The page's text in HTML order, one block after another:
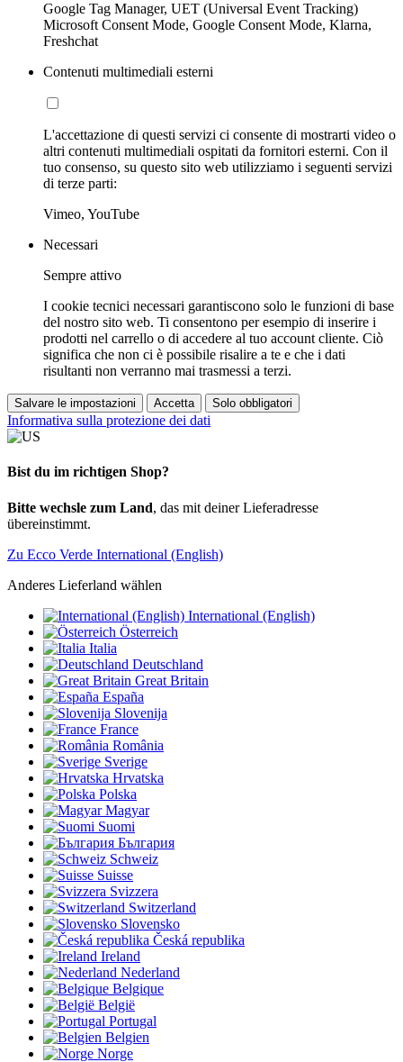
Google Tag Manager, UET (Universal Event Tracking)
Microsoft Consent Mode, Google Consent Mode, Klarna,
Freshchat
Contenuti multimediali esterni
L'accettazione di questi servizi ci consente di mostrarti video o
altri contenuti multimediali ospitati da fornitori esterni. Con il
tuo consenso, su questo sito web utilizziamo i seguenti servizi
di terze parti:
Vimeo, YouTube
Necessari
Sempre attivo
I cookie tecnici necessari garantiscono solo le funzioni di base
del nostro sito web. Ti consentono per esempio di inserire i
prodotti nel carrello o di accedere al tuo account cliente. Ciò
significa che non ci è possibile risalire a te e che i dati
risultanti non verranno mai trasmessi a terzi.
Salvare le impostazioni Accetta Solo obbligatori
Informativa sulla protezione dei dati
Bist du im richtigen Shop?
Bitte wechsle zum Land, das mit deiner Lieferadresse
übereinstimmt.
Zu Ecco Verde International (English)
Anderes Lieferland wählen
International (English)
Österreich
Italia
Deutschland
Great Britain
España
Slovenija
France
România
Sverige
Hrvatska
Polska
Magyar
Suomi
България
Schweiz
Suisse
Svizzera
Switzerland
Slovensko
Česká republika
Ireland
Nederland
Belgique
België
Portugal
Belgien
Norge